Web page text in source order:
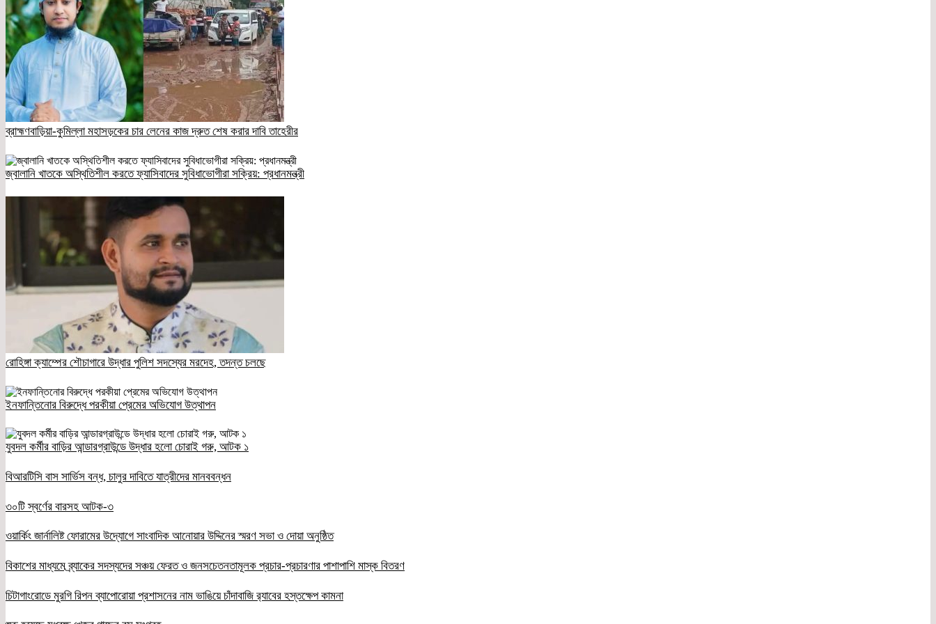
ব্রাহ্মণবাড়িয়া-কুমিল্লা মহাসড়কের চার লেনের কাজ দ্রুত শেষ করার দাবি তাহেরীর
জ্বালানি খাতকে অস্থিতিশীল করতে ফ্যাসিবাদের সুবিধাভোগীরা সক্রিয়: প্রধানমন্ত্রী
রোহিঙ্গা ক্যাম্পের শৌচাগারে উদ্ধার পুলিশ সদস্যের মরদেহ, তদন্ত চলছে
ইনফান্তিনোর বিরুদ্ধে পরকীয়া প্রেমের অভিযোগ উত্থাপন
যুবদল কর্মীর বাড়ির আন্ডারগ্রাউন্ডে উদ্ধার হলো চোরাই গরু, আটক ১
বিআরটিসি বাস সার্ভিস বন্ধ, চালুর দাবিতে যাত্রীদের মানববন্ধন
৩০টি স্বর্ণের বারসহ আটক-৩
ওয়ার্কিং জার্নালিষ্ট ফোরামের উদ্যোগে সাংবাদিক আনোয়ার উদ্দিনের স্মরণ সভা ও দোয়া অনুষ্ঠিত
বিকাশের মাধ্যমে ব্র্যাকের সদস্যদের সঞ্চয় ফেরত ও জনসচেতনতামূলক প্রচার-প্রচারণার পাশাপাশি মাস্ক বিতরণ
চিটাগাংরোডে মুরগি রিপন ব্যাপোরোয়া প্রশাসনের নাম ভাঙিয়ে চাঁদাবাজি র‌্যাবের হস্তক্ষেপ কামনা